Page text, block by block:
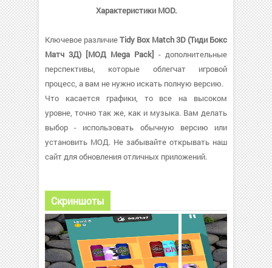
Характеристики MOD.
Ключевое различиеTidy Box Match 3D (Тиди Бокс
Матч 3Д) [МОД Mega Pack] - дополнительные
перспективы, которые облегчат игровой
процесс, а вам не нужно искать полную версию.
Что касается графики, то все на высоком
уровне, точно так же, как и музыка. Вам делать
выбор - использовать обычную версию или
установить МОД. Не забывайте открывать наш
сайт для обновления отличных приложений.
Скриншоты